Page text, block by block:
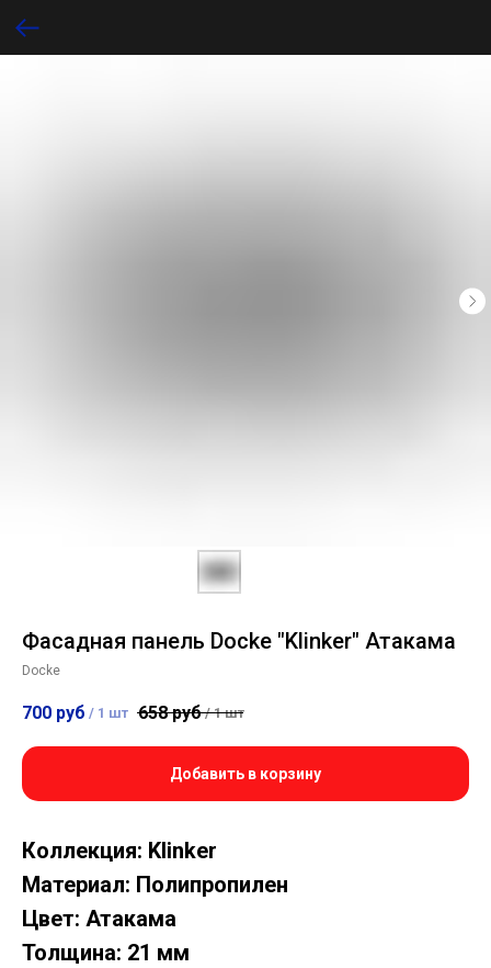
Фасадная панель Docke "Klinker" Атакама
Docke
700 руб / 1 шт 658 руб / 1 шт
Добавить в корзину
Коллекция: Klinker
Материал: Полипропилен
Цвет: Атакама
Толщина: 21 мм